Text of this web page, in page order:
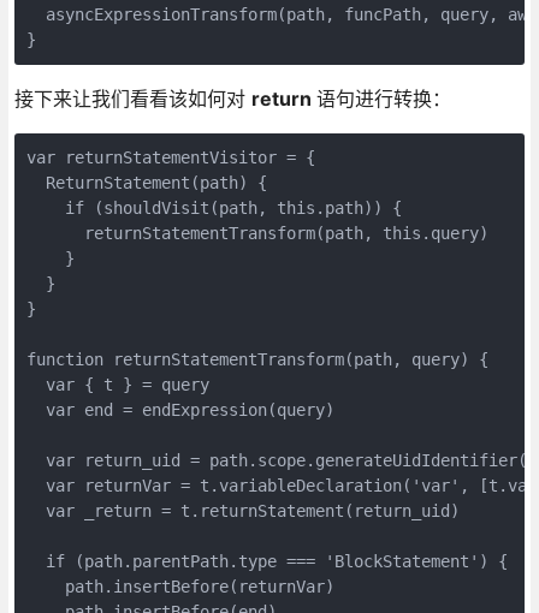
asyncExpressionTransform(path, funcPath, query,
}
接下来让我们看看该如何对 return 语句进行转换：
var returnStatementVisitor = {
  ReturnStatement(path) {
    if (shouldVisit(path, this.path)) {
      returnStatementTransform(path, this.query)
    }
  }
}
function returnStatementTransform(path, query) {
  var { t } = query
  var end = endExpression(query)
var return_uid =
var returnVar = t.variableDeclaration('var',
  var _return = t.returnStatement(return_uid)
  if (path.parentPath.type === 'BlockStatement') {
    path.insertBefore(returnVar)